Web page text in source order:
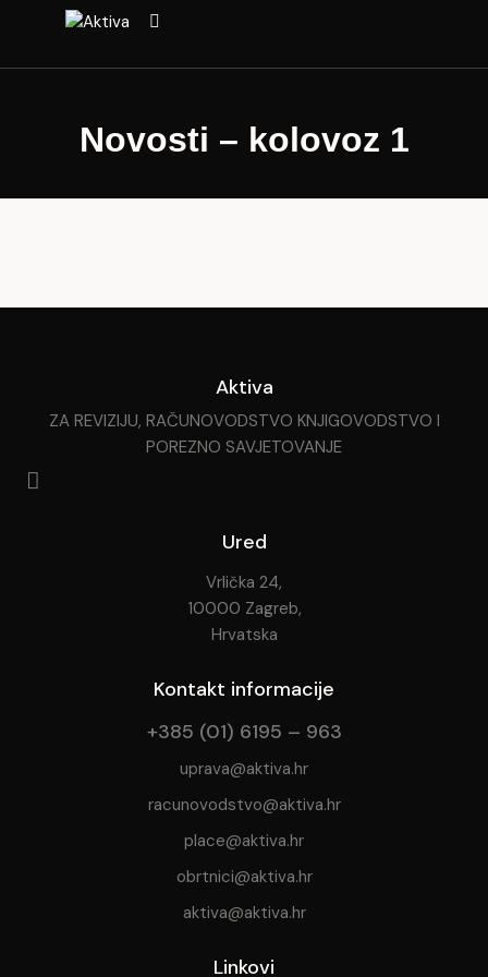
Novosti – kolovoz 1
Aktiva
ZA REVIZIJU, RAČUNOVODSTVO KNJIGOVODSTVO I
POREZNO SAVJETOVANJE
Ured
Vrlička 24,
10000 Zagreb,
Hrvatska
Kontakt informacije
+385 (01) 6195 – 963
uprava@aktiva.hr
racunovodstvo@aktiva.hr
place@aktiva.hr
obrtnici@aktiva.hr
aktiva@aktiva.hr
Linkovi